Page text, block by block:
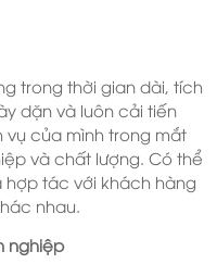
trong thời gian dài, tích
dặn và luôn cải tiến
vụ của mình trong mắt
và chất lượng. Có thể
hợp tác với khách hàng
nhau.
nghiệp